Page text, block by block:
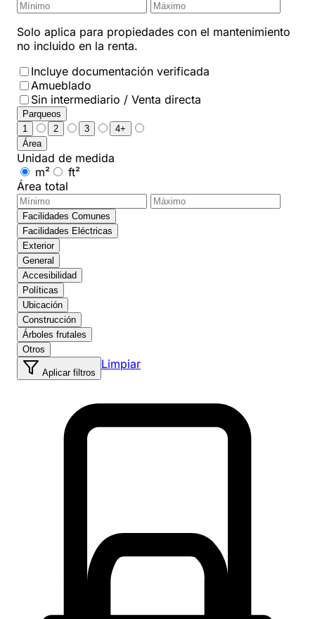
Solo aplica para propiedades con el mantenimiento
no incluido en la renta.
Incluye documentación verificada
Amueblado
Sin intermediario / Venta directa
Parqueos
1
2 3
4+
Área
Unidad de medida
m²
ft²
Área total
Facilidades Comunes
Facilidades Eléctricas
Exterior
General
Accesibilidad
Políticas
Ubicación
Construcción
Árboles frutales
Otros
Aplicar filtros
Limpiar